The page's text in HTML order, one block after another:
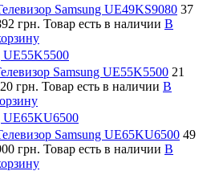
Samsung UE49KS9080 37
грн. Товар есть в наличии В
UE55K5500
Samsung UE55K5500 21
грн. Товар есть в наличии В
UE65KU6500
Samsung UE65KU6500 49
грн. Товар есть в наличии В